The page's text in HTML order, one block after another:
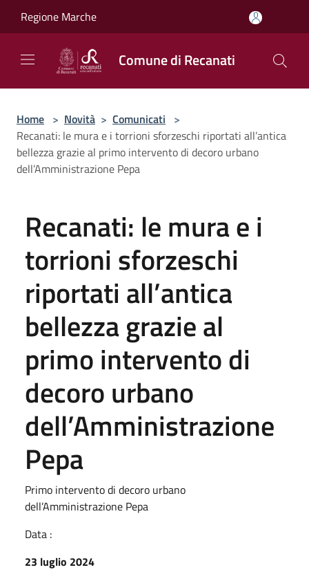
Regione Marche
Comune di Recanati
Home > Novità > Comunicati >
Recanati: le mura e i torrioni sforzeschi riportati all’antica
bellezza grazie al primo intervento di decoro urbano
dell’Amministrazione Pepa
Recanati: le mura e i
torrioni sforzeschi
riportati all’antica
bellezza grazie al
primo intervento di
decoro urbano
dell’Amministrazione
Pepa
Primo intervento di decoro urbano
dell’Amministrazione Pepa
Data :
23 luglio 2024